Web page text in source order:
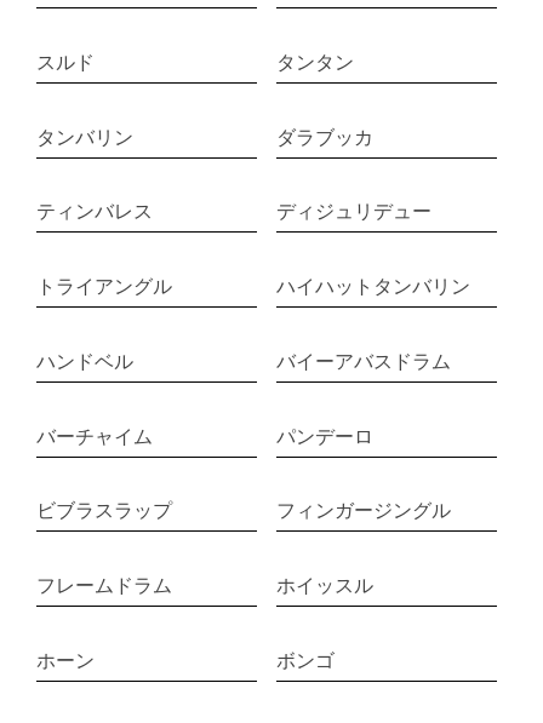
スルド タンタン
タンバリン ダラブッカ
ティンバレス ディジュリデュー
トライアングル ハイハットタンバリン
ハンドベル バイーアバスドラム
バーチャイム パンデーロ
ビブラスラップ フィンガージングル
フレームドラム ホイッスル
ホーン ボンゴ